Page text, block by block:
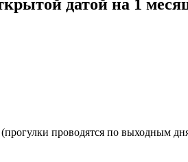
датой на 1
проводятся по выходным